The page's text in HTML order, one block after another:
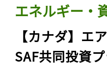
エネルギー・
【カナダ】エ
SAF共同投資